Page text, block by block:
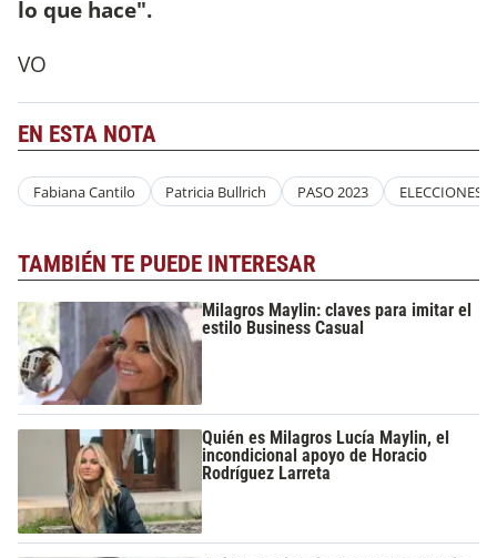
lo que hace".
VO
EN ESTA NOTA
Fabiana Cantilo Patricia Bullrich PASO 2023 ELECCIONES
TAMBIÉN TE PUEDE INTERESAR
Milagros Maylin: claves para imitar el
estilo Business Casual
Quién es Milagros Lucía Maylin, el
incondicional apoyo de Horacio
Rodríguez Larreta